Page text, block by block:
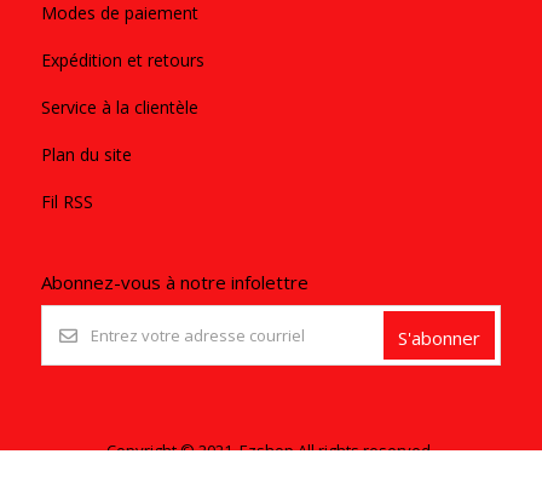
Modes de paiement
Expédition et retours
Service à la clientèle
Plan du site
Fil RSS
Abonnez-vous à notre infolettre
S'abonner
Copyright © 2021. Ezshop All rights reserved.